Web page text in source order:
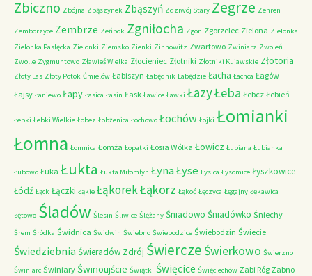
Zbiczno Zbójna Zbąszynek Zbąszyń Zdziwój Stary Zegrze Zehren
Zemborzyce Zembrze Zeńbok Zgniłocha Zgon Zgorzelec Zielona Zielonka
Zielonka Pasłęcka Zielonki Ziemsko Zienki Zinnowitz Zwartowo Zwiniarz Zwoleń
Zwolle Zygmuntowo Zławieś Wielka Złocieniec Złotniki Złotniki Kujawskie Złotoria
Złoty Las Złoty Potok Ćmielów Łabiszyn Łabędnik Łabędzie Łacha Łachca Łagów
Łajsy Łaniewo Łapy Łasica Łasin Łask Ławice Ławki ŁazyŁeba Łebcz Łebień
Łebki Łebki Wielkie Łobez Łobżenica Łochowo Łochów Łojki Łomianki
Łomna Łomnica Łomża Łopatki Łosia Wólka Łowicz Łubiana Łubianka
Łubowo Łuka Łukta Łukta Miłomłyn ŁynaŁyse Łysica Łysomice Łyszkowice
Łódź Łąck Łączki Łąkie ŁąkorekŁąkorz Łąkoć Łęczyca Łęgajny Łękawica
Łętowo Śladów Ślesin Śliwice Ślężany Śniadowo Śniadówko Śniechy
Śrem Śródka Świdnica Świdwin Świebno Świebodzice Świebodzin Świecie
Świedziebnia Świeradów Zdrój Świercze Świerkowo Świerzno
Świniarc Świniary Świnoujście Świątki Święcice Święciechów Żabi Róg Żabno